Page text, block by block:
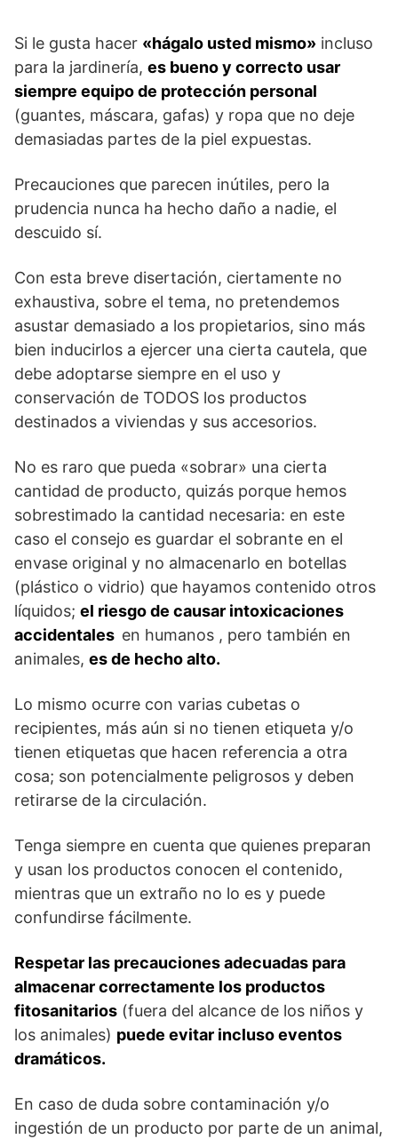
Si le gusta hacer «hágalo usted mismo» incluso
para la jardinería, es bueno y correcto usar
siempre equipo de protección personal
(guantes, máscara, gafas) y ropa que no deje
demasiadas partes de la piel expuestas.
Precauciones que parecen inútiles, pero la
prudencia nunca ha hecho daño a nadie, el
descuido sí.
Con esta breve disertación, ciertamente no
exhaustiva, sobre el tema, no pretendemos
asustar demasiado a los propietarios, sino más
bien inducirlos a ejercer una cierta cautela, que
debe adoptarse siempre en el uso y
conservación de TODOS los productos
destinados a viviendas y sus accesorios.
No es raro que pueda «sobrar» una cierta
cantidad de producto, quizás porque hemos
sobrestimado la cantidad necesaria: en este
caso el consejo es guardar el sobrante en el
envase original y no almacenarlo en botellas
(plástico o vidrio) que hayamos contenido otros
líquidos; el riesgo de causar intoxicaciones
accidentales en humanos , pero también en
animales, es de hecho alto.
Lo mismo ocurre con varias cubetas o
recipientes, más aún si no tienen etiqueta y/o
tienen etiquetas que hacen referencia a otra
cosa; son potencialmente peligrosos y deben
retirarse de la circulación.
Tenga siempre en cuenta que quienes preparan
y usan los productos conocen el contenido,
mientras que un extraño no lo es y puede
confundirse fácilmente.
Respetar las precauciones adecuadas para
almacenar correctamente los productos
fitosanitarios (fuera del alcance de los niños y
los animales) puede evitar incluso eventos
dramáticos.
En caso de duda sobre contaminación y/o
ingestión de un producto por parte de un animal,